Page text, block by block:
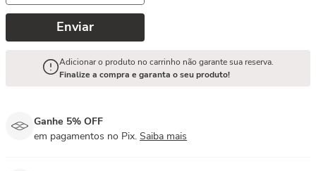
Enviar
Adicionar o produto no carrinho não garante sua reserva.
Finalize a compra e garanta o seu produto!
Ganhe 5% OFF
em pagamentos no Pix. Saiba mais